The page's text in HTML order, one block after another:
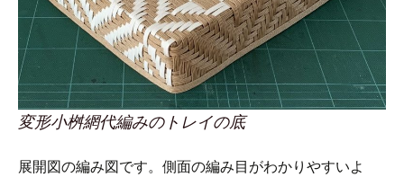
変形小桝網代編みのトレイの底
展開図の編み図です。側面の編み目がわかりやすいよ